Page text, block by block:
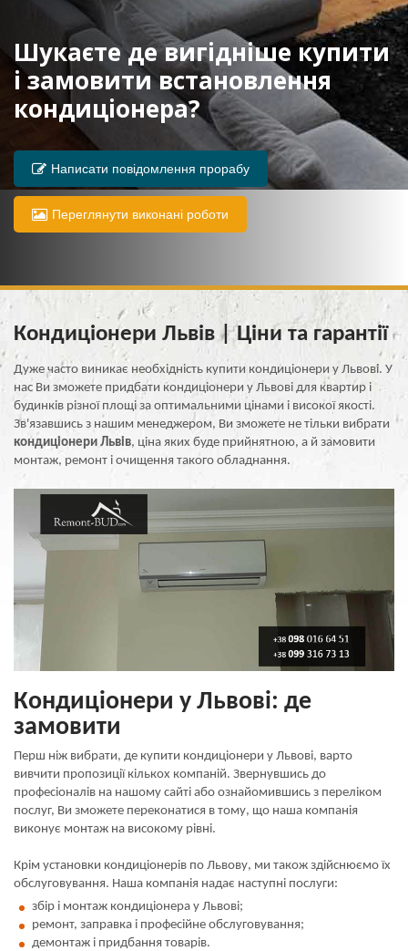
Шукаєте де вигідніше купити
і замовити встановлення
кондиціонера?
Написати повідомлення прорабу
Переглянути виконані роботи
Кондиціонери Львів | Ціни та гарантії
Дуже часто виникає необхідність купити кондиціонери у Львові. У
нас Ви зможете придбати кондиціонери у Львові для квартир і
будинків різної площі за оптимальними цінами і високої якості.
Зв'язавшись з нашим менеджером, Ви зможете не тільки вибрати
кондиціонери Львів, ціна яких буде прийнятною, а й замовити
монтаж, ремонт і очищення такого обладнання.
Кондиціонери у Львові: де
замовити
Перш ніж вибрати, де купити кондиціонери у Львові, варто
вивчити пропозиції кількох компаній. Звернувшись до
професіоналів на нашому сайті або ознайомившись з переліком
послуг, Ви зможете переконатися в тому, що наша компанія
виконує монтаж на високому рівні.
Крім установки кондиціонерів по Львову, ми також здійснюємо їх
обслуговування. Наша компанія надає наступні послуги:
збір і монтаж кондиціонера у Львові;
ремонт, заправка і професійне обслуговування;
демонтаж і придбання товарів.